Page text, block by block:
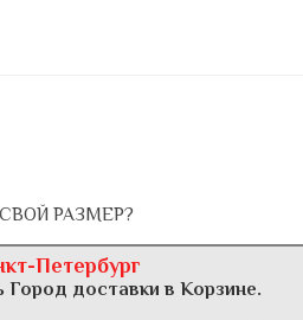
РАЗМЕР?
Петербург
доставки в Корзине.